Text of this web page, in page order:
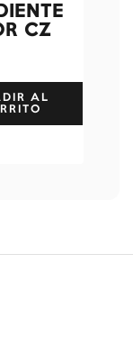
CZ
AL